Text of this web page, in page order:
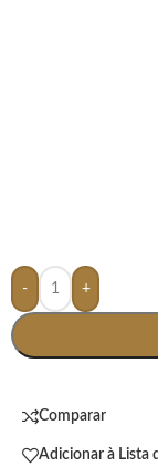
- +
Comparar
Adicionar à Lista